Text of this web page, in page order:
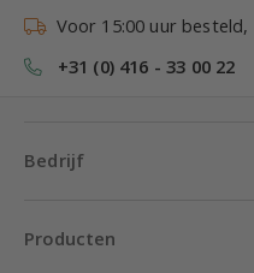
Voor 15:00 uur besteld,
+31 (0) 416 - 33 00 22
Bedrijf
Producten